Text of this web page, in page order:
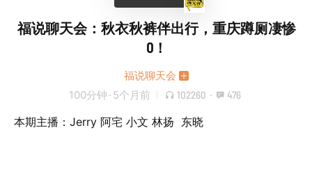
福说聊天会：秋衣秋裤伴出行，重庆蹲厕凄惨
0！
福说聊天会
100分钟 · 5个月前 102260 · 476
本期主播：Jerry 阿宅 小文 林扬 东晓